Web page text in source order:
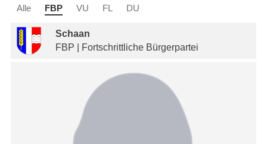
Alle FBP VU FL DU
Schaan
FBP | Fortschrittliche Bürgerpartei